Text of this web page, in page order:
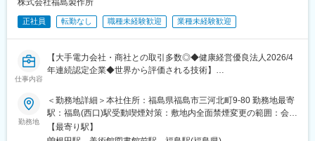
・工事検査などへの参加・立ち合い
【ポジションの詳細】
・想定勤務地：宮城・福島・山形
※なるべくご自宅近くの案件先をご紹介できるよう努めております
・主な取引先：国土交通省、農林水産省、地方自治体、鉄道運輸
東日本大震災復興、他多数
・在籍人数：全国9支社にて約1,000名以上の技術が活躍しており
ます！中途入社者、多数活躍中！
正社員 転勤なし 職種未経験歓迎 業種未経験歓迎
仕事内容
【大手電力会社・商社との取引多数◎◆健康経営優良法人2026/4
年連続認定企業◆世界から評価される技術】
品質保証室は、お客様に安心して製品をご使用いただくために、
製品の品質を守る仕事です。
製品の検査や品質確認をはじめ、不具合が発生した際の原因調査
や改善活動などを行い、品質の維持・向上に取り組みます。
勤務地
＜勤務地詳細＞本社住所：福島県福島市三河北町9-80 勤務地最寄
駅：福島(西口)駅受動喫煙対策：敷地内全面禁煙変更の範囲：会社
の定める事業所
【最寄り駅】